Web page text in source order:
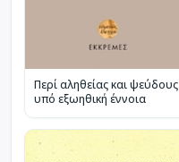
Περί αληθείας και ψεύδους
υπό εξωηθική έννοια